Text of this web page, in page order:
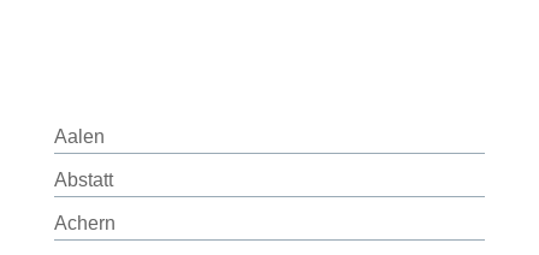
Aalen
Abstatt
Achern